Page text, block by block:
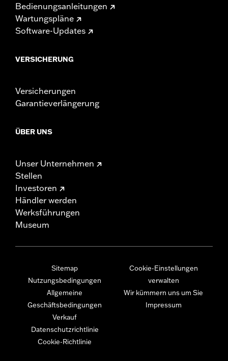
Bedienungsanleitungen
Wartungspläne
Software-Updates
VERSICHERUNG
Versicherungen
Garantieverlängerung
ÜBER UNS
Unser Unternehmen
Stellen
Investoren
Händler werden
Werksführungen
Museum
Sitemap
Nutzungsbedingungen
Allgemeine
Geschäftsbedingungen
Verkauf
Datenschutzrichtlinie
Cookie-Richtlinie
Cookie-Einstellungen
verwalten
Wir kümmern uns um Sie
Impressum